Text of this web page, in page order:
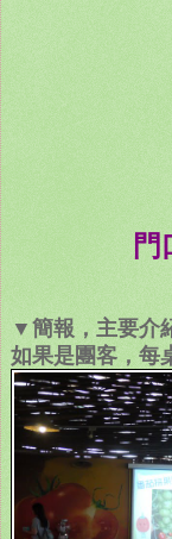
門
▼簡報，主要介
如果是團客，每